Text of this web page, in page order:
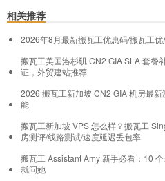
相关推荐
2026年8月最新搬瓦工优惠码/搬瓦工
搬瓦工美国洛杉矶 CN2 GIA SLA 套餐
证，外贸建站推荐
2026 搬瓦工新加坡 CN2 GIA 机房最
能
搬瓦工新加坡 VPS 怎么样？搬瓦工
房测评/线路测试/速度延迟丢包率
搬瓦工 Assistant Amy 新手必看：10
就问她